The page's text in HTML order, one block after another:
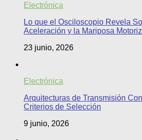
Electrónica
Lo que el Osciloscopio Revela
Aceleración y la Mariposa
23 junio, 2026
Electrónica
Arquitecturas de Transmisión
Criterios de Selección
9 junio, 2026